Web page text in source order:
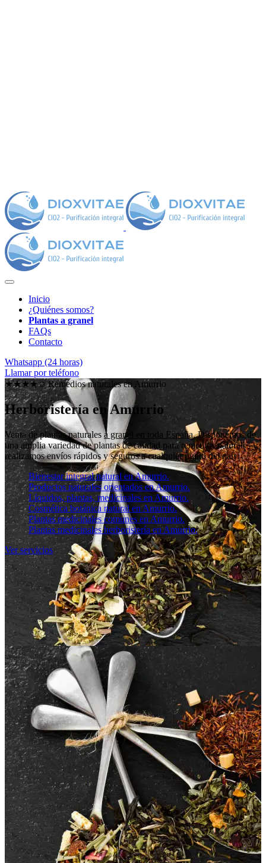
Inicio
¿Quiénes somos?
Plantas a granel
FAQs
Contacto
Whatsapp (24 horas)
Llamar por teléfono
★★★★✩ Remedios naturales en Amurrio
Herboristería en Amurrio
Venta de plantas naturalesa granel en toda España. Disponemos de
una amplia variedad de plantas de calidad para remedios naturales y
realizamos envíos rápidos y seguros a cualquier punto del país.
Bienestar integral natural en Amurrio.
Productos naturales orientados en Amurrio.
Líquidos, plantas, medicinales en Amurrio.
Cosmética botánica natural en Amurrio.
Plantas medicinales comunes en Amurrio.
Plantas medicinales herboristería en Amurrio.
Ver servicios